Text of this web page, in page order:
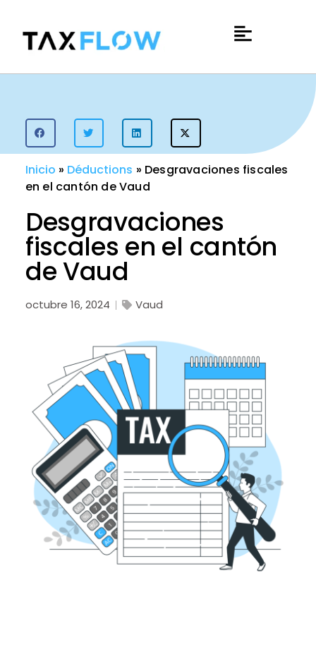
Inicio » Déductions » Desgravaciones fiscales
en el cantón de Vaud
Desgravaciones
fiscales en el cantón
de Vaud
octubre 16, 2024 Vaud